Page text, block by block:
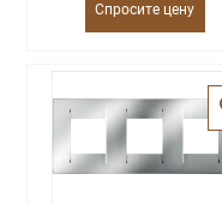
Спросите цену